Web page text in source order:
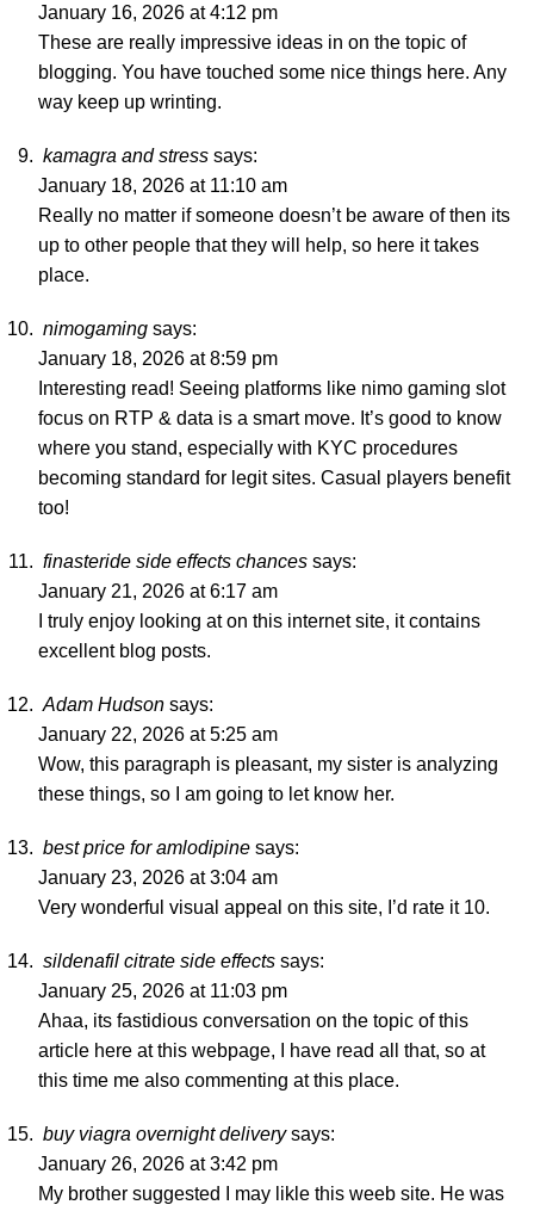
January 16, 2026 at 4:12 pm
These are really impressive ideas in on the topic of
blogging. You have touched some nice things here. Any
way keep up wrinting.
kamagra and stress says:
January 18, 2026 at 11:10 am
Really no matter if someone doesn’t be aware of then its
up to other people that they will help, so here it takes
place.
nimogaming says:
January 18, 2026 at 8:59 pm
Interesting read! Seeing platforms like nimo gaming slot
focus on RTP & data is a smart move. It’s good to know
where you stand, especially with KYC procedures
becoming standard for legit sites. Casual players benefit
too!
finasteride side effects chances says:
January 21, 2026 at 6:17 am
I truly enjoy looking at on this internet site, it contains
excellent blog posts.
Adam Hudson says:
January 22, 2026 at 5:25 am
Wow, this paragraph is pleasant, my sister is analyzing
these things, so I am going to let know her.
best price for amlodipine says:
January 23, 2026 at 3:04 am
Very wonderful visual appeal on this site, I’d rate it 10.
sildenafil citrate side effects says:
January 25, 2026 at 11:03 pm
Ahaa, its fastidious conversation on the topic of this
article here at this webpage, I have read all that, so at
this time me also commenting at this place.
buy viagra overnight delivery says:
January 26, 2026 at 3:42 pm
My brother suggested I may likle this weeb site. He was